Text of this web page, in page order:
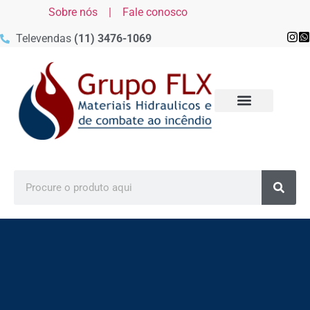
Sobre nós | Fale conosco
Televendas (11) 3476-1069